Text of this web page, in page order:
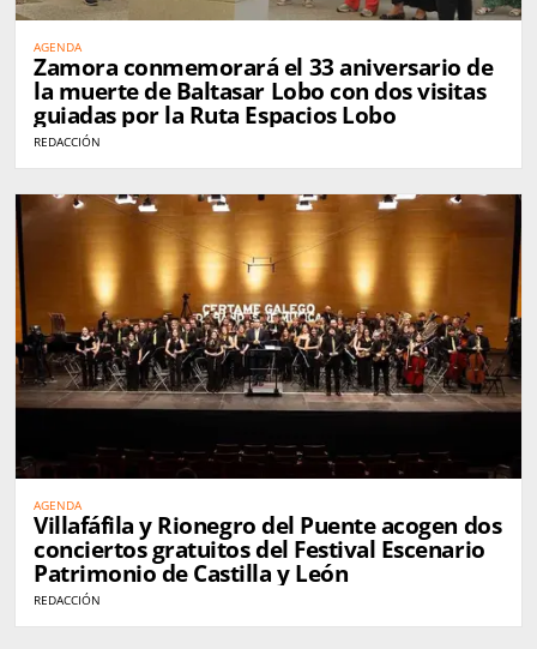
AGENDA
Zamora conmemorará el 33 aniversario de
la muerte de Baltasar Lobo con dos visitas
guiadas por la Ruta Espacios Lobo
REDACCIÓN
AGENDA
Villafáfila y Rionegro del Puente acogen dos
conciertos gratuitos del Festival Escenario
Patrimonio de Castilla y León
REDACCIÓN